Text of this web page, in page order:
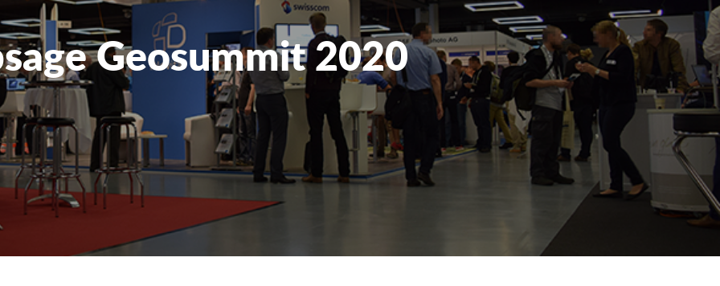
Geosummit 2020